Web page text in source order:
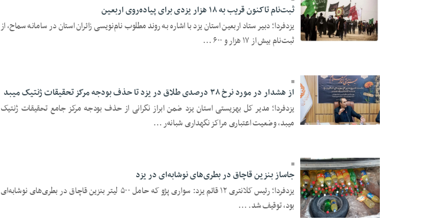
24 Tir 1405 - 22:59
ثبت‌نام تاکنون قریب به ۱۸ هزار یزدی برای پیاده‌روی اربعین
یزدفردا؛ دبیر ستاد اربعین استان یزد با اشاره به روند مطلوب نام‌نویسی زائران استان در سامانه سماح، از
ثبت‌نام بیش از ۱۷ هزار و ۶۰۰ ...
24 Tir 1405 - 22:58
از هشدار در مورد نرخ ۳۸ درصدی طلاق در یزد تا حذف بودجه مرکز تحقیقات ژنتیک میبد
یزدفردا؛ مدیر کل بهزیستی استان یزد ضمن ابراز نگرانی از حذف بودجه مرکز جامع تحقیقات ژنتیک
میبد، وضعیت اعتباری مراکز نگهداری شبانه‌ر ...
23 Tir 1405 - 19:59
جاساز بنزین قاچاق در بطری‌های نوشابه‌ای در یزد
یزدفردا؛ رئیس کلانتری ۱۲ قائم یزد: سواری پژو که حامل ۵۰۰ لیتر بنزین قاچاق در بطری‌های نوشابه‌ای
بود، توقیف شد. ...